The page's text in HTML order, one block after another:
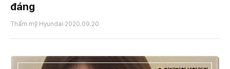
đáng
Thẩm mỹ Hyundai·2020.09.20